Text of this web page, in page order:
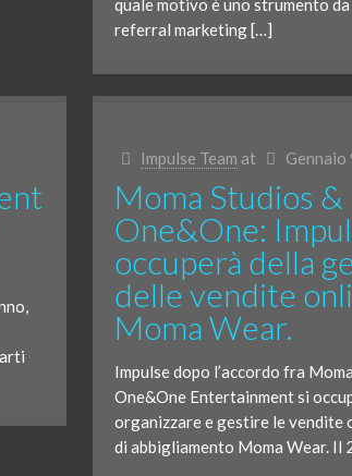
quale motivo è uno strumento
referral marketing […]
Impulse Team at Gennaio
Moma Studios &
One&One:
occuperà della
delle vendite
Moma Wear.
Impulse dopo l’accordo fra
One&One Entertainment si
organizzare e gestire le vendite
di abbigliamento Moma Wear. Il